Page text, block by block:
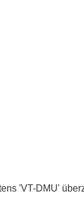
'VT-DMU'